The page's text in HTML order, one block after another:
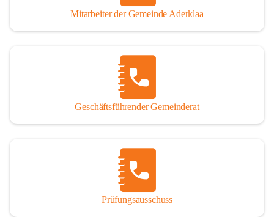
Mitarbeiter der Gemeinde Aderklaa
Geschäftsführender Gemeinderat
Prüfungsausschuss